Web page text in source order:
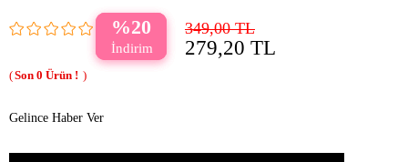
20 349,00 TL
279,20 TL
0
Gelince Haber Ver